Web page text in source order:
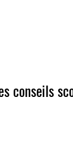
conseils